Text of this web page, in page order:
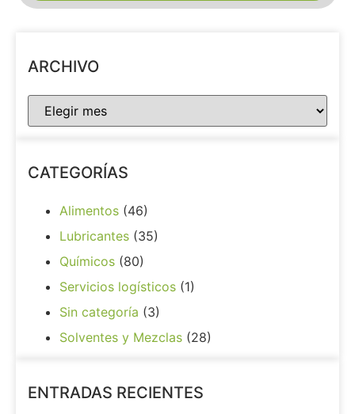
ARCHIVO
CATEGORÍAS
Alimentos (46)
Lubricantes (35)
Químicos (80)
Servicios logísticos (1)
Sin categoría (3)
Solventes y Mezclas (28)
ENTRADAS RECIENTES